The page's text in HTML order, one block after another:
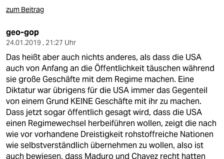
zum Beitrag
geo-gop
24.01.2019 , 21:27 Uhr
Das heißt aber auch nichts anderes, als dass die USA
auch von Anfang an die Öffentlichkeit täuschen während
sie große Geschäfte mit dem Regime machen. Eine
Diktatur war übrigens für die USA immer das Gegenteil
von einem Grund KEINE Geschäfte mit ihr zu machen.
Dass jetzt sogar öffentlich gesagt wird, dass die USA
einen Regimewechsel herbeiführen wollen, zeigt die nach
wie vor vorhandene Dreistigkeit rohstoffreiche Nationen
wie selbstverständlich übernehmen zu wollen, also ist
auch bewiesen, dass Maduro und Chavez recht hatten